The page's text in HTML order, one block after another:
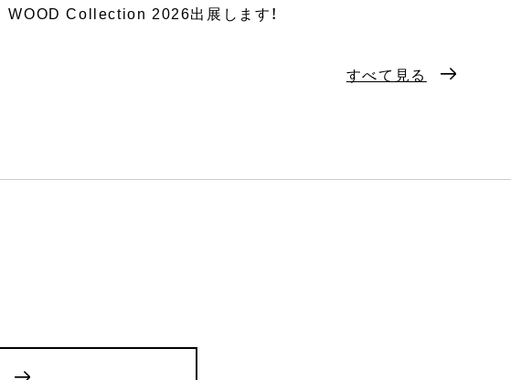
WOOD Collection 2026出展します！
すべて見る